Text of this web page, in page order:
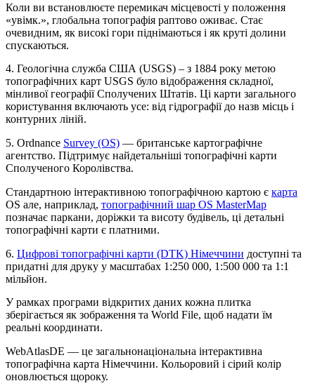
Коли ви встановлюєте перемикач місцевості у положення
«увімк.», глобальна топографія раптово оживає. Стає
очевидним, як високі гори піднімаються і як круті долини
спускаються.
4. Геологічна служба США (USGS) – з 1884 року метою
топографічних карт USGS було відображення складної,
мінливої ​​географії Сполучених Штатів. Ці карти загального
користування включають усе: від гідрографії до назв місць і
контурних ліній.
5. Ordnance Survey (OS) — британське картографічне
агентство. Підтримує найдетальніші топографічні карти
Сполученого Королівства.
Стандартною інтерактивною топографічною картою є карта
OS але, наприклад, топографічний шар OS MasterMap
позначає паркани, доріжки та висоту будівель, ці детальні
топографічні карти є платними.
6. Цифрові топографічні карти (DTK) Німеччини доступні та
придатні для друку у масштабах 1:250 000, 1:500 000 та 1:1
мільйон.
У рамках програми відкритих даних кожна плитка
зберігається як зображення та World File, щоб надати їм
реальні координати.
WebAtlasDE — це загальнонаціональна інтерактивна
топографічна карта Німеччини. Кольоровий і сірий колір
оновлюється щороку.